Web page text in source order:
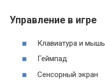
Управление в игре
Клавиатура и мышь
Геймпад
Сенсорный экран